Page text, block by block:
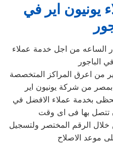
يونيون اير في
الساعه من اجل خدمة عملاء
الباجور
من اعرق المراكز المتخصصة
بمصر من شركة يونيون اير
بخدمة عملاء الافضل في
تتصل بها فى اى وقت
خلال الرقم المختصر ولتسجيل
موعد الاصلاح